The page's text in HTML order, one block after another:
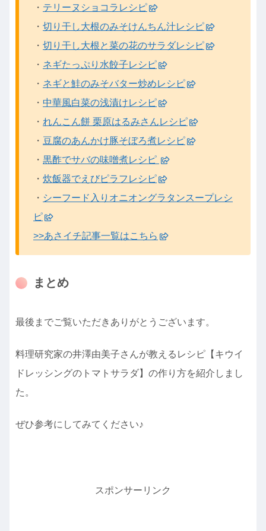
・ テリーヌショコラレシピ
・ 切り干し大根のみそけんちん汁レシピ
・ 切り干し大根と菜の花のサラダレシピ
・ ネギたっぷり水餃子レシピ
・ ネギと鮭のみそバター炒めレシピ
・ 中華風白菜の浅漬けレシピ
・ れんこん餅 栗原はるみさんレシピ
・ 豆腐のあんかけ豚そぼろ煮レシピ
・ 黒酢でサバの味噌煮レシピ
・ 炊飯器でえびピラフレシピ
・ シーフード入りオニオングラタンスープレシ
ピ
>>あさイチ記事一覧はこちら
まとめ
最後までご覧いただきありがとうございます。
料理研究家の井澤由美子さんが教えるレシピ【キウイ
ドレッシングのトマトサラダ】の作り方を紹介しまし
た。
ぜひ参考にしてみてください♪
スポンサーリンク